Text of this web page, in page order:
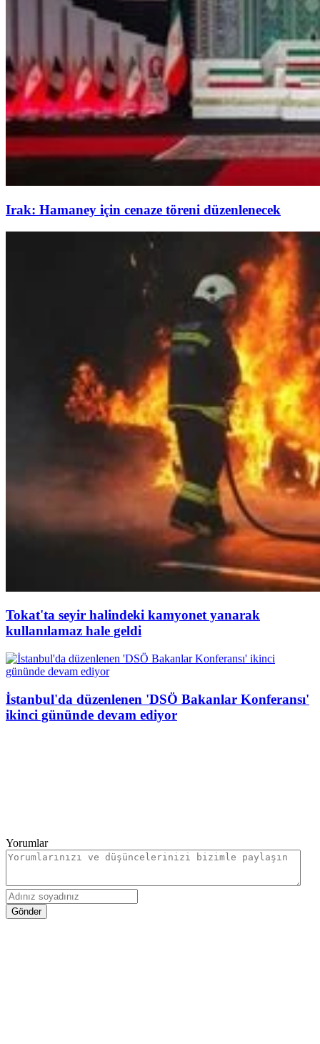
Irak: Hamaney için cenaze töreni düzenlenecek
Tokat'ta seyir halindeki kamyonet yanarak
kullanılamaz hale geldi
İstanbul'da düzenlenen 'DSÖ Bakanlar Konferansı'
ikinci gününde devam ediyor
Yorumlar
Gönder